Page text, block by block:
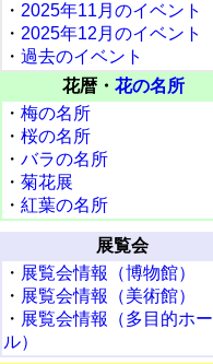
・ 2025年11月のイベント
・ 2025年12月のイベント
・ 過去のイベント
花暦・ 花の名所
・ 梅の名所
・ 桜の名所
・ バラの名所
・ 菊花展
・ 紅葉の名所
展覧会
・ 展覧会情報（博物館）
・ 展覧会情報（美術館）
・ 展覧会情報（多目的ホー
ル）